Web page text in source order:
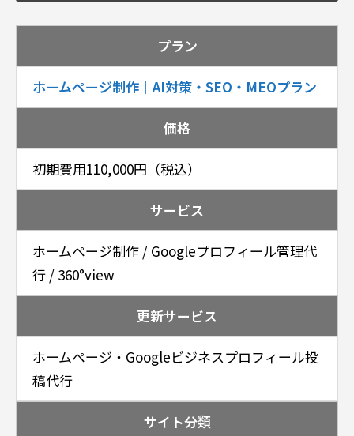
プラン
ホームページ制作｜AI対策・SEO・MEOプラン
価格
初期費用110,000円（税込）
サービス
ホームページ制作 / Googleプロフィール管理代
行 / 360°view
更新サービス
ホームページ・Googleビジネスプロフィール投
稿代行
サイト分類